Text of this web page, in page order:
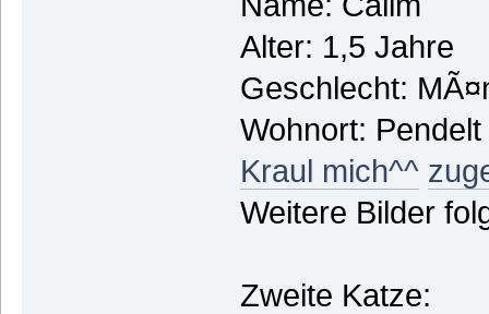
Alter: 1,5 Jahre
Geschlecht:
Wohnort:
Kraul mich^^
Weitere Bilder
Zweite Katze: